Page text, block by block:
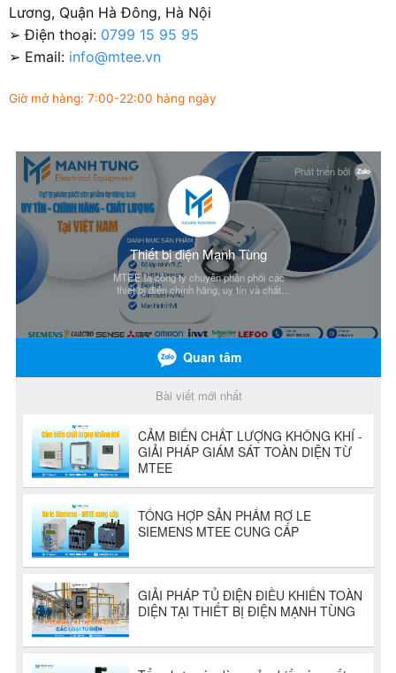
Lương, Quận Hà Đông, Hà Nội
➢ Điện thoại: 0799 15 95 95
➢ Email: info@mtee.vn
Giờ mở hàng: 7:00-22:00 hàng ngày